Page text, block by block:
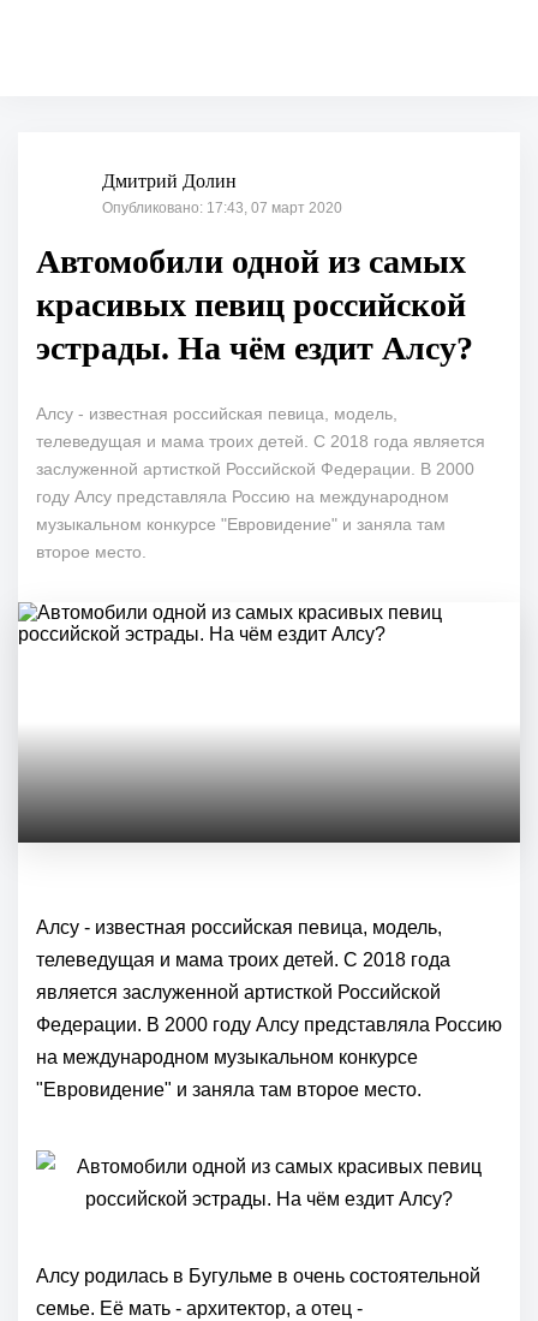
Дмитрий Долин
Опубликовано: 17:43, 07 март 2020
Автомобили одной из самых
красивых певиц российской
эстрады. На чём ездит Алсу?
Алсу - известная российская певица, модель,
телеведущая и мама троих детей. С 2018 года является
заслуженной артисткой Российской Федерации. В 2000
году Алсу представляла Россию на международном
музыкальном конкурсе "Евровидение" и заняла там
второе место.
Алсу - известная российская певица, модель,
телеведущая и мама троих детей. С 2018 года
является заслуженной артисткой Российской
Федерации. В 2000 году Алсу представляла Россию
на международном музыкальном конкурсе
"Евровидение" и заняла там второе место.
Алсу родилась в Бугульме в очень состоятельной
семье. Её мать - архитектор, а отец -